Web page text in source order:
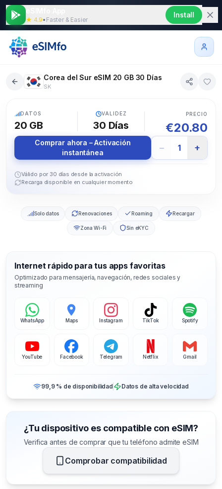
★ 4.9• Faster & Easier
Install
Corea del Sur eSIM 20 GB 30 Días
SK
DATOS
20 GB
VALIDEZ
30 Días
PRECIO
€20.80
Comprar ahora – Activación
instantánea
− 1 +
Válido por 30 días desde la activación
Recarga disponible en cualquier momento
Solo datos Renovaciones Roaming Recargar
Zona Wi-Fi Sin eKYC
Internet rápido para tus apps favoritas
Optimizado para mensajería, navegación, redes sociales y
streaming
WhatsApp Maps Instagram TikTok Spotify
YouTube Facebook Telegram Netflix Gmail
99,9 % de disponibilidad Datos de alta velocidad
¿Tu dispositivo es compatible con eSIM?
Verifica antes de comprar que tu teléfono admite eSIM
Comprobar compatibilidad